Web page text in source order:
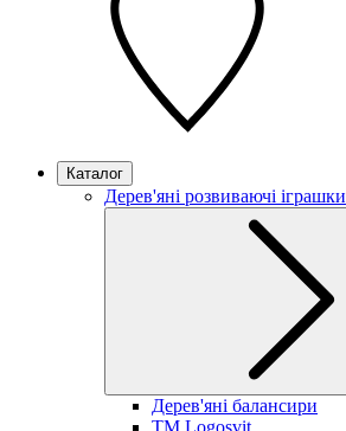
Каталог
Дерев'яні розвиваючі іграшки
Дерев'яні балансири
TM Logosvit